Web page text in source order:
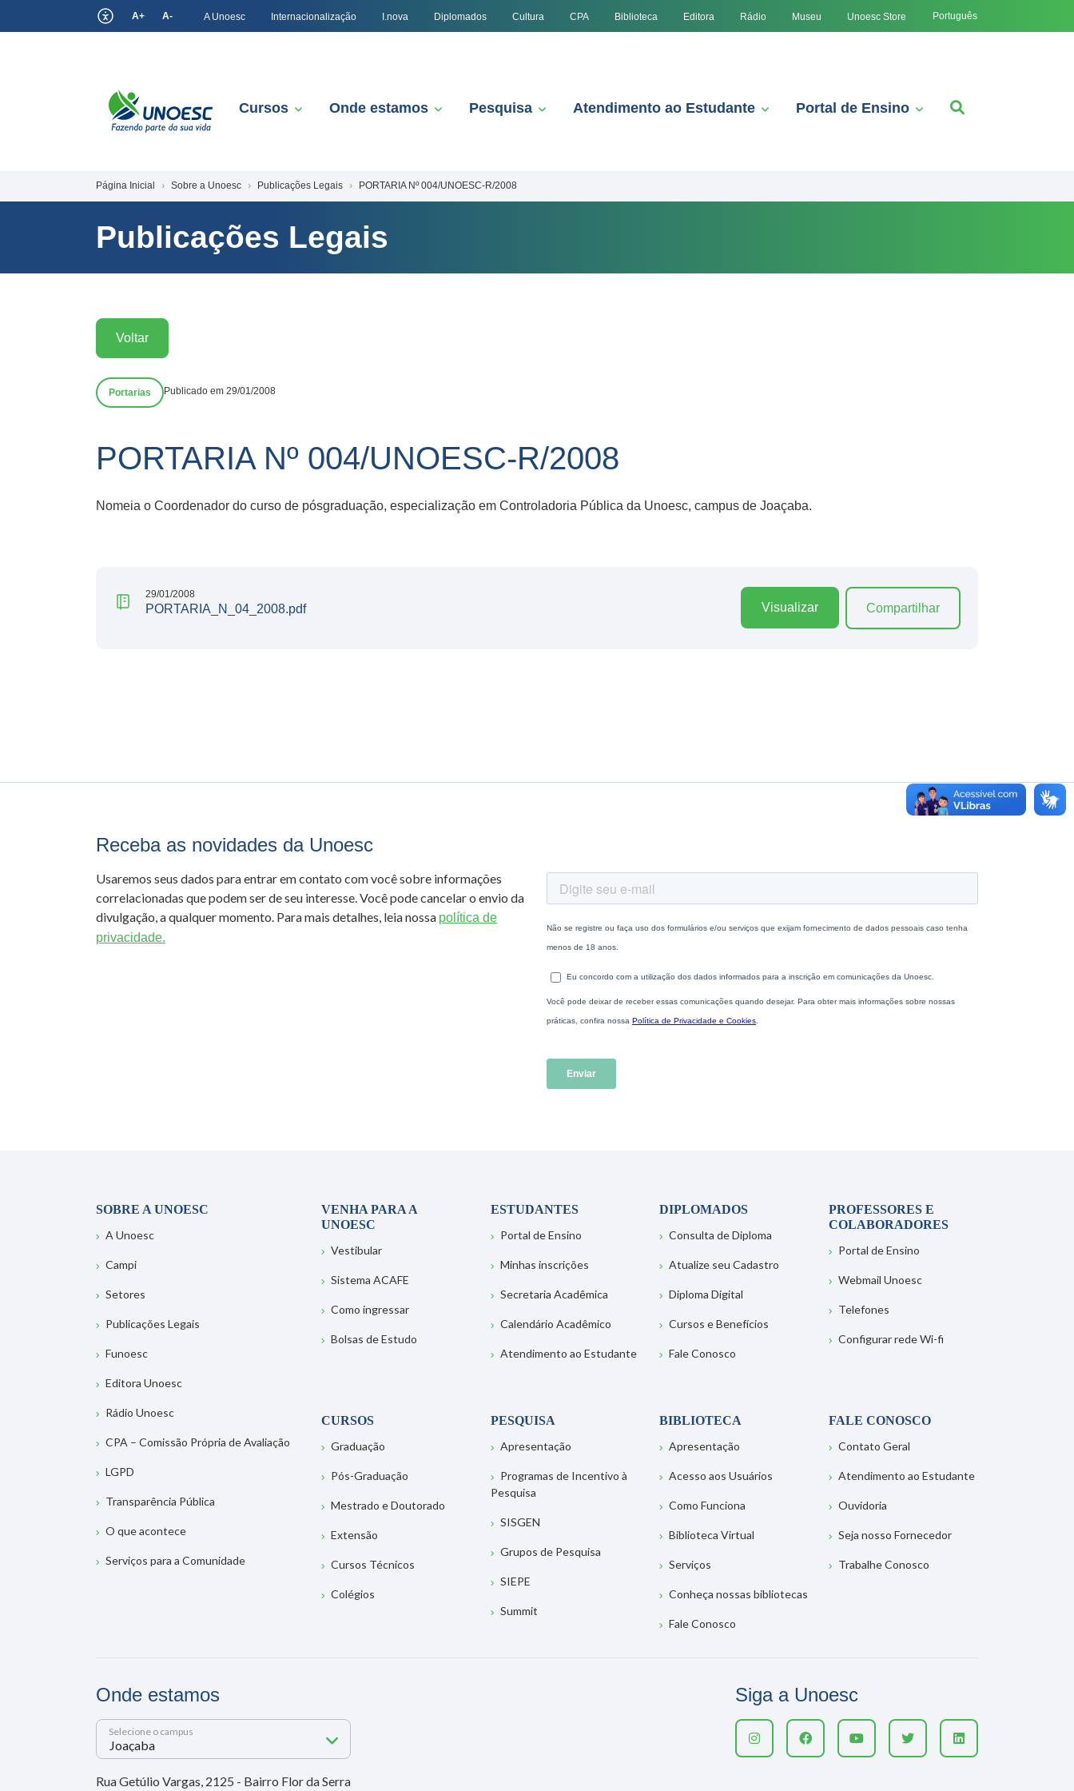
A+ A- A Unoesc Internacionalização I.nova Diplomados Cultura CPA Biblioteca Editora Rádio Museu Unoesc Store Português
Cursos Onde estamos Pesquisa Atendimento ao Estudante Portal de Ensino
Página Inicial Sobre a Unoesc Publicações Legais PORTARIA Nº 004/UNOESC-R/2008
Publicações Legais
Voltar
Portarias Publicado em 29/01/2008
PORTARIA Nº 004/UNOESC-R/2008
Nomeia o Coordenador do curso de pósgraduação, especialização em Controladoria Pública da Unoesc, campus de Joaçaba.
29/01/2008
PORTARIA_N_04_2008.pdf Visualizar Compartilhar
Receba as novidades da Unoesc
Usaremos seus dados para entrar em contato com você sobre informações
correlacionadas que podem ser de seu interesse. Você pode cancelar o envio da
divulgação, a qualquer momento. Para mais detalhes, leia nossa política de
privacidade.
SOBRE A UNOESC
A Unoesc
Campi
Setores
Publicações Legais
Funoesc
Editora Unoesc
Rádio Unoesc
CPA – Comissão Própria de Avaliação
LGPD
Transparência Pública
O que acontece
Serviços para a Comunidade
VENHA PARA A
UNOESC
Vestibular
Sistema ACAFE
Como ingressar
Bolsas de Estudo
ESTUDANTES
Portal de Ensino
Minhas inscrições
Secretaria Acadêmica
Calendário Acadêmico
Atendimento ao Estudante
DIPLOMADOS
Consulta de Diploma
Atualize seu Cadastro
Diploma Digital
Cursos e Benefícios
Fale Conosco
PROFESSORES E
COLABORADORES
Portal de Ensino
Webmail Unoesc
Telefones
Configurar rede Wi-fi
CURSOS
Graduação
Pós-Graduação
Mestrado e Doutorado
Extensão
Cursos Técnicos
Colégios
PESQUISA
Apresentação
Programas de Incentivo à
Pesquisa
SISGEN
Grupos de Pesquisa
SIEPE
Summit
BIBLIOTECA
Apresentação
Acesso aos Usuários
Como Funciona
Biblioteca Virtual
Serviços
Conheça nossas bibliotecas
Fale Conosco
FALE CONOSCO
Contato Geral
Atendimento ao Estudante
Ouvidoria
Seja nosso Fornecedor
Trabalhe Conosco
Onde estamos
Selecione o campus
Rua Getúlio Vargas, 2125 - Bairro Flor da Serra
Siga a Unoesc